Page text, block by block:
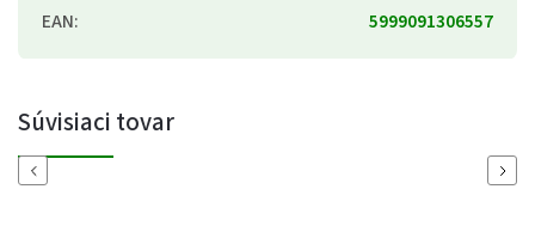
EAN: 5999091306557
Súvisiaci tovar
Previous Next